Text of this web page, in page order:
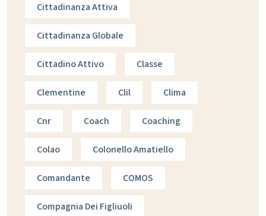
Cittadinanza Attiva
Cittadinanza Globale
Cittadino Attivo Classe
Clementine Clil Clima
Cnr Coach Coaching
Colao Colonello Amatiello
Comandante COMOS
Compagnia Dei Figliuoli